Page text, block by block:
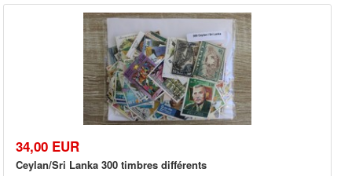
34,00 EUR
Ceylan/Sri Lanka 300 timbres différents